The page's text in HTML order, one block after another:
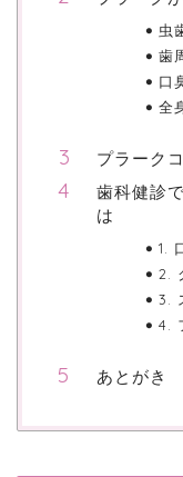
虫
歯
口
全
プラーク
歯科健診
は
1.
2.
3.
4.
あとがき